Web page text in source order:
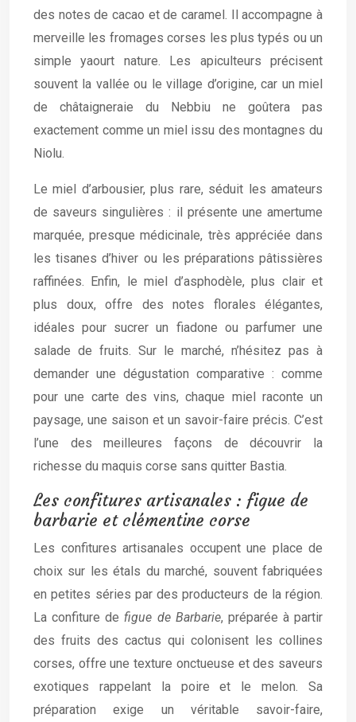
des notes de cacao et de caramel. Il accompagne à
merveille les fromages corses les plus typés ou un
simple yaourt nature. Les apiculteurs précisent
souvent la vallée ou le village d’origine, car un miel
de châtaigneraie du Nebbiu ne goûtera pas
exactement comme un miel issu des montagnes du
Niolu.
Le miel d’arbousier, plus rare, séduit les amateurs
de saveurs singulières : il présente une amertume
marquée, presque médicinale, très appréciée dans
les tisanes d’hiver ou les préparations pâtissières
raffinées. Enfin, le miel d’asphodèle, plus clair et
plus doux, offre des notes florales élégantes,
idéales pour sucrer un fiadone ou parfumer une
salade de fruits. Sur le marché, n’hésitez pas à
demander une dégustation comparative : comme
pour une carte des vins, chaque miel raconte un
paysage, une saison et un savoir-faire précis. C’est
l’une des meilleures façons de découvrir la
richesse du maquis corse sans quitter Bastia.
Les confitures artisanales : figue de
barbarie et clémentine corse
Les confitures artisanales occupent une place de
choix sur les étals du marché, souvent fabriquées
en petites séries par des producteurs de la région.
La confiture defigue de Barbarie, préparée à partir
des fruits des cactus qui colonisent les collines
corses, offre une texture onctueuse et des saveurs
exotiques rappelant la poire et le melon. Sa
préparation exige un véritable savoir-faire,